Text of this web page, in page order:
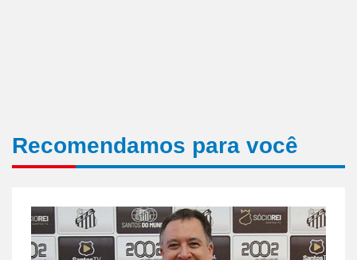
Recomendamos para você